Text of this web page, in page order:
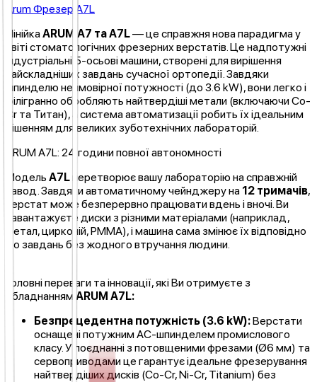
Arum Фрезер A7L
ЛінійкаARUM A7 та A7L— це справжня нова парадигма у
світі стоматологічних фрезерних верстатів. Це надпотужні
індустріальні 5-осьові машини, створені для вирішення
найскладніших завдань сучасної ортопедії. Завдяки
шпинделю неймовірної потужності (до 3.6 kW), вони легко і
філігранно обробляють найтвердіші метали (включаючи Co-
Cr та Титан), а система автоматизації робить їх ідеальним
рішенням для великих зуботехнічних лабораторій.
ARUM A7L: 24 години повної автономності
Модель A7L перетворює вашу лабораторію на справжній
завод. Завдяки автоматичному чейнджеру на 12 тримачів,
верстат може безперервно працювати вдень і вночі. Ви
завантажуєте диски з різними матеріалами (наприклад,
метал, цирконій, PMMA), і машина сама змінює їх відповідно
до завдань без жодного втручання людини.
Головні переваги та інновації, які Ви отримуєте з
обладнанням ARUM A7L:
Безпрецедентна потужність (3.6 kW):Верстати
оснащені потужним AC-шпинделем промислового
класу. У поєднанні з потовщеними фрезами (Ø6 мм) та
сервоприводами це гарантує ідеальне фрезерування
найтвердіших дисків (Co-Cr, Ni-Cr, Titanium) без